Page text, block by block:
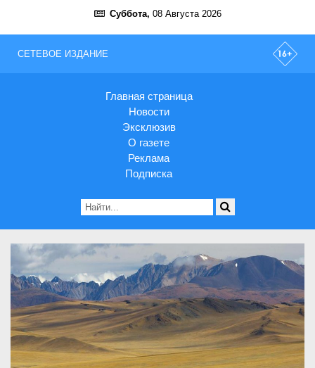
Суббота, 08 Августа 2026
СЕТЕВОЕ ИЗДАНИЕ
Главная страница
Новости
Эксклюзив
О газете
Реклама
Подписка